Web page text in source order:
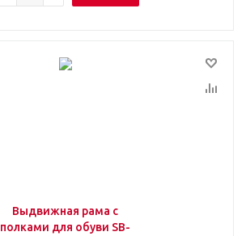
Выдвижная рама с
полками для обуви SB-